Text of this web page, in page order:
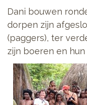
Dani bouwen
dorpen zijn
(paggers), ter
zijn boeren en